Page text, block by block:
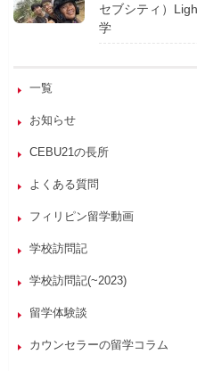
セブシティ）
学
一覧
お知らせ
CEBU21の長所
よくある質問
フィリピン留学動画
学校訪問記
学校訪問記(~2023)
留学体験談
カウンセラーの留学コラム